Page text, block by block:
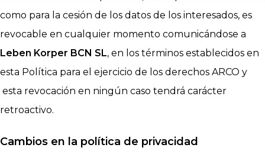
como para la cesión de los datos de los interesados, es
revocable en cualquier momento comunicándose a
Leben Korper BCN SL, en los términos establecidos en
esta Política para el ejercicio de los derechos ARCO y
esta revocación en ningún caso tendrá carácter
retroactivo.
Cambios en la política de privacidad